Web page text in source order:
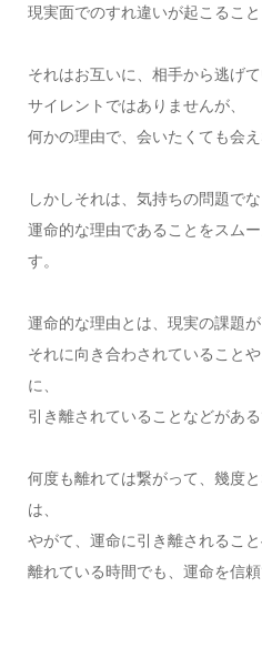
現実面でのすれ違いが起こること
それはお互いに、相手から逃げ
サイレントではありませんが、
何かの理由で、会いたくても会え
しかしそれは、気持ちの問題でな
運命的な理由であることをスム
す。
運命的な理由とは、現実の課題が
それに向き合わされていること
に、
引き離されていることなどがある
何度も離れては繋がって、幾度
は、
やがて、運命に引き離されること
離れている時間でも、運命を信